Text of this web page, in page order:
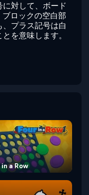
対して、ボード
ロックの空白部
プラス記号は白
を意味します。
in a Row